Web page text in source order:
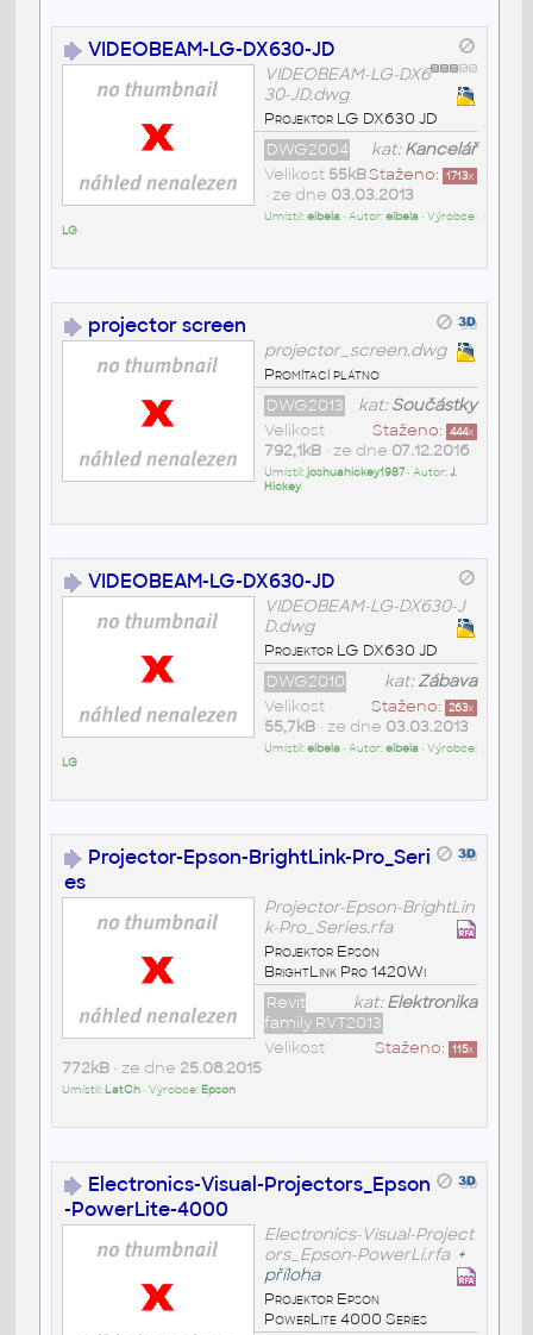
VIDEOBEAM-LG-DX630-JD
VIDEOBEAM-LG-DX6
30-JD.dwg
Projektor LG DX630 JD
kat:Kancelář
DWG2004
Staženo: 1713x
Velikost 55kB
• ze dne 03.03.2013
Umístil:eibela • Autor:eibela • Výrobce:
LG
projector screen
projector_screen.dwg
Promítací plátno
kat:Součástky
DWG2013
Staženo: 444x
Velikost
792,1kB• ze dne 07.12.2016
Umístil:joshuahickey1987• Autor:J.
Hickey
VIDEOBEAM-LG-DX630-JD
VIDEOBEAM-LG-DX630-J
D.dwg
Projektor LG DX630 JD
kat:Zábava
DWG2010
Staženo: 263x
Velikost
55,7kB• ze dne 03.03.2013
Umístil:eibela • Autor:eibela • Výrobce:
LG
Projector-Epson-BrightLink-Pro_Seri
es
Projector-Epson-BrightLin
k-Pro_Series.rfa
Projektor Epson
BrightLink Pro 1420Wi
kat:Elektronika
Revit
family RVT2013
Staženo: 115x
Velikost
772kB• ze dne 25.08.2015
Umístil: LatCh• Výrobce: Epson
Electronics-Visual-Projectors_Epson
-PowerLite-4000
Electronics-Visual-Project
ors_Epson-PowerLi.rfa +
příloha
Projektor Epson
PowerLite 4000 Series